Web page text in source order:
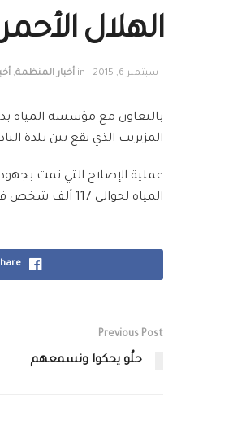
الهلال
سبتمبر 6, 2015 in أخبار المنظمة,
المزيريب الذي يقع بين بلدة
عملية الإصلاح التي تمت
المياه لحوالي 117 ألف شخص في بلدة اليادودة، بلدة خرابة شحم، حي الضاحية، وكافة أحياء درعا البلد. [g_slider2 source=”media: 11614,11613,11612,11611″]
Previous Post
حلُو يحكوا ونسمعهم